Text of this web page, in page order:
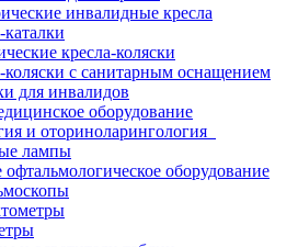
инвалидные кресла
кресла-коляски
коляски с санитарным оснащением
для инвалидов
оборудование
и оториноларингология
лампы
оборудование